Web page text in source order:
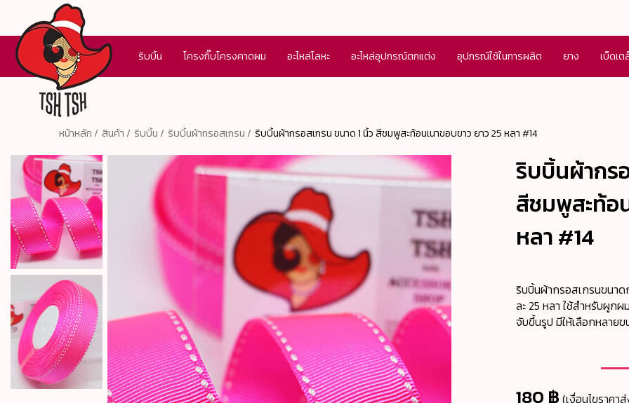
ริบบิ้น โครงกิ๊บโครงคาดผม อะไหล่โลหะ อะไหล่อุปกรณ์ตกแต่ง อุปกรณ์ใช้ในการผลิต ยาง เบ็ดเต
หน้าหลัก / สินค้า / ริบบิ้น / ริบบิ้นผ้ากรอสเกรน / ริบบิ้นผ้ากรอสเกรน ขนาด 1 นิ้ว สีชมพูสะท้อนเนาขอบขาว ยาว 25 หลา #14
ริบบิ้นผ้ากร
สีชมพูสะท้อ
หลา #14
ริบบิ้นผ้ากรอสเกรนขนาด
ละ 25 หลา ใช้สำหรับผูก
จับขึ้นรูป มีให้เลือกหลาย
180 ฿ (เงื่อนไขราคา